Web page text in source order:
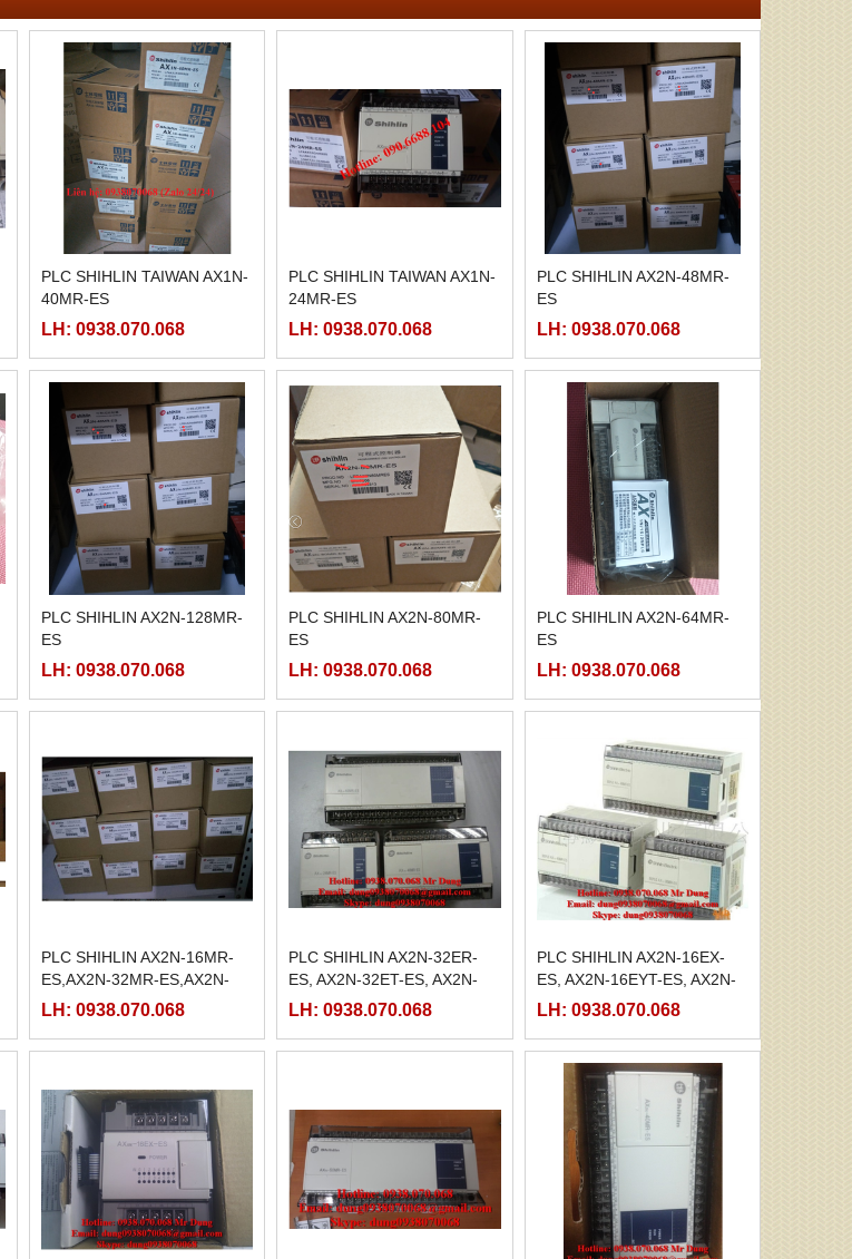
PLC SHIHLIN TAIWAN AX1N-
40MR-ES
LH: 0938.070.068
PLC SHIHLIN TAIWAN AX1N-
24MR-ES
LH: 0938.070.068
PLC SHIHLIN AX2N-48MR-
ES
LH: 0938.070.068
PLC SHIHLIN AX2N-128MR-
ES
LH: 0938.070.068
PLC SHIHLIN AX2N-80MR-
ES
LH: 0938.070.068
PLC SHIHLIN AX2N-64MR-
ES
LH: 0938.070.068
PLC SHIHLIN AX2N-16MR-
ES,AX2N-32MR-ES,AX2N-
48MR-ES,AX2N-64MR-
128MR-ES,
LH: 0938.070.068
PLC SHIHLIN AX2N-32ER-
ES, AX2N-32ET-ES, AX2N-
48ER-ES, AX2N-48ET-ES,
LH: 0938.070.068
PLC SHIHLIN AX2N-16EX-
ES, AX2N-16EYT-ES, AX2N-
16EYR-ES
LH: 0938.070.068